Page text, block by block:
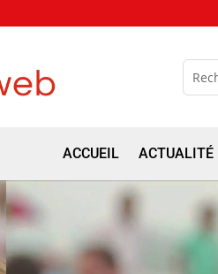
ACCUEIL ACTUALITÉ